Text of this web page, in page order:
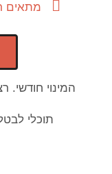
מתאים
המינוי חודשי.
תוכלי